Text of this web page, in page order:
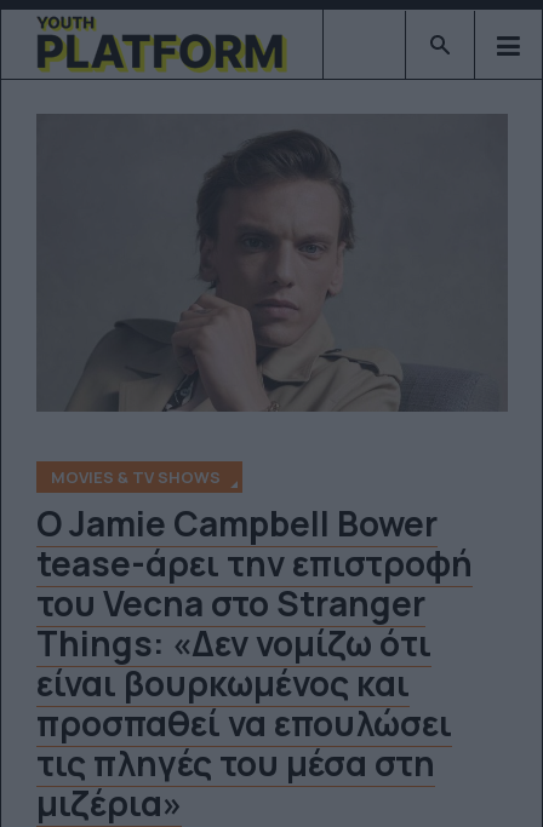
Type 2 or
MOVIES & TV SHOWS
Ο Jamie Campbell Bower
tease-άρει την επιστροφή
του Vecna στο Stranger
Things: «Δεν νομίζω ότι
είναι βουρκωμένος και
προσπαθεί να επουλώσει
τις πληγές του μέσα στη
μιζέρια»